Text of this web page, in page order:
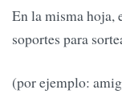
En la misma hoja,
soportes para
(por ejemplo: